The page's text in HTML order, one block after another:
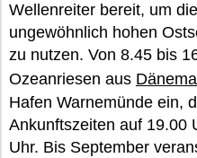
Wellenreiter bereit, um
ungewöhnlich hohen
zu nutzen. Von 8.45 bis
Ozeanriesen aus
Hafen Warnemünde ein,
Ankunftszeiten auf 19.00
Uhr. Bis September